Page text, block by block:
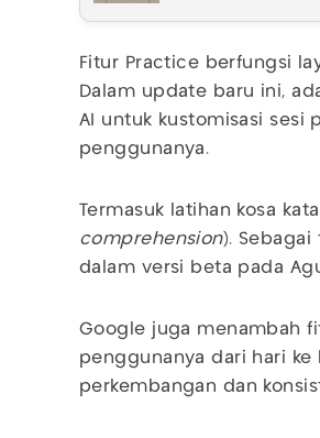
Fitur Practice berfungsi
Dalam update baru ini,
AI untuk kustomisasi sesi
penggunanya.
Termasuk latihan kosa
comprehension).
dalam versi beta pada
Google juga menambah
penggunanya dari hari
perkembangan dan